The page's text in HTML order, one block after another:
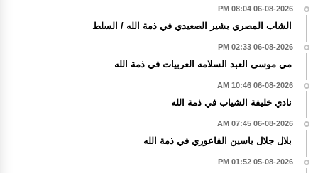
06-08-2026 08:04 PM
الشاب المصري بشير الصعيدي في ذمة الله / السلط
06-08-2026 02:33 PM
مي موسى العبد السلامه العربيات في ذمة الله
06-08-2026 10:46 AM
نادي خليفة الشياب في ذمة الله
06-08-2026 07:45 AM
بلال جلال ياسين الفاعوري في ذمة الله
05-08-2026 01:52 PM